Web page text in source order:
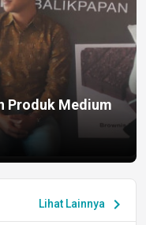
Produk Medium
Lihat Lainnya chevron_right